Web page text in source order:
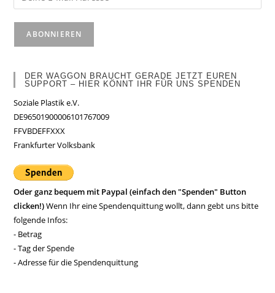
DER WAGGON BRAUCHT GERADE JETZT EUREN
SUPPORT – HIER KÖNNT IHR FÜR UNS SPENDEN
Soziale Plastik e.V.
DE96501900006101767009
FFVBDEFFXXX
Frankfurter Volksbank
Oder ganz bequem mit Paypal (einfach den "Spenden" Button
clicken!)Wenn Ihr eine Spendenquittung wollt, dann gebt uns bitte
folgende Infos:
- Betrag
- Tag der Spende
- Adresse für die Spendenquittung